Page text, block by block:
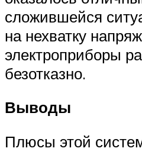
сложившейся
на нехватку
электроприборы
безотказно.
Выводы
Плюсы этой